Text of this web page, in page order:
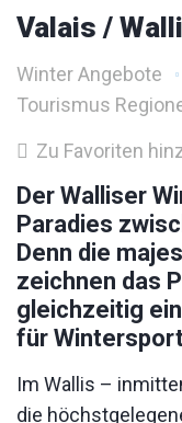
Valais /
Winter Angebote
Tourismus
Zu Favoriten
Der Walliser
Paradies
Denn die
zeichnen das
gleichzeitig
für
Im Wallis –
die